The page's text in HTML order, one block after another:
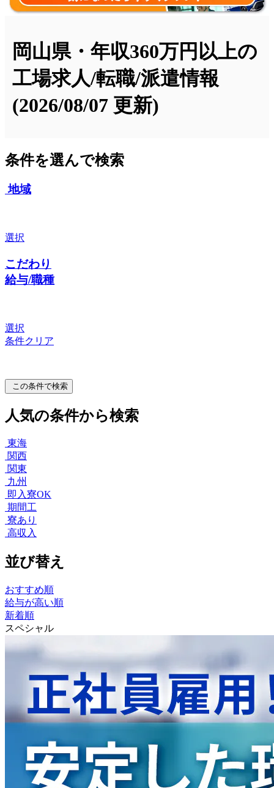
岡山県・年収360万円以上の
工場求人/転職/派遣情報
(2026/08/07 更新)
条件を選んで検索
地域
選択
こだわり
給与/職種
選択
条件クリア
この条件で検索
人気の条件から検索
東海
関西
関東
九州
即入寮OK
期間工
寮あり
高収入
並び替え
おすすめ順
給与が高い順
新着順
スペシャル